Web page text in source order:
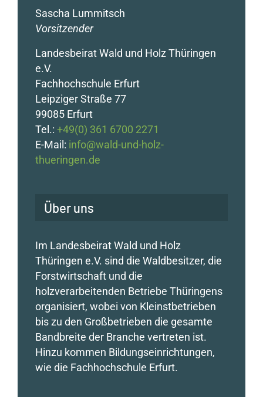
Sascha Lummitsch
Vorsitzender
Landesbeirat Wald und Holz Thüringen
e.V.
Fachhochschule Erfurt
Leipziger Straße 77
99085 Erfurt
Tel.: +49(0) 361 6700 2271
E-Mail: info@wald-und-holz-
thueringen.de
Über uns
Im Landesbeirat Wald und Holz
Thüringen e.V. sind die Waldbesitzer, die
Forstwirtschaft und die
holzverarbeitenden Betriebe Thüringens
organisiert, wobei von Kleinstbetrieben
bis zu den Großbetrieben die gesamte
Bandbreite der Branche vertreten ist.
Hinzu kommen Bildungseinrichtungen,
wie die Fachhochschule Erfurt.